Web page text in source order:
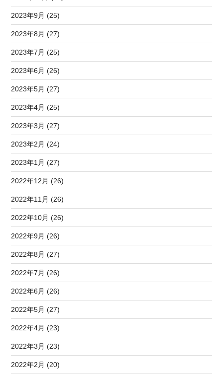
2023年9月 (25)
2023年8月 (27)
2023年7月 (25)
2023年6月 (26)
2023年5月 (27)
2023年4月 (25)
2023年3月 (27)
2023年2月 (24)
2023年1月 (27)
2022年12月 (26)
2022年11月 (26)
2022年10月 (26)
2022年9月 (26)
2022年8月 (27)
2022年7月 (26)
2022年6月 (26)
2022年5月 (27)
2022年4月 (23)
2022年3月 (23)
2022年2月 (20)